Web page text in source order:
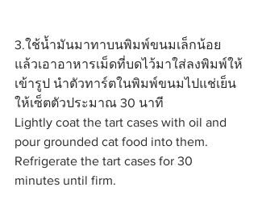
3.ใช้น้ำมันมาทาบนพิมพ์ขนมเล็กน้อย
แล้วเอาอาหารเม็ดที่บดไว้มาใส่ลงพิมพ์ให้
เข้ารูป นำตัวทาร์ตในพิมพ์ขนมไปแช่เย็น
ให้เซ็ตตัวประมาณ 30 นาที
Lightly coat the tart cases with oil and
pour grounded cat food into them.
Refrigerate the tart cases for 30
minutes until firm.